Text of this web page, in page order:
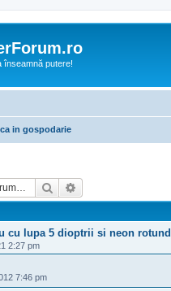
înseamnă putere!
in gospodarie
Căutare
cu lupa 5 dioptrii si neon rotund
2:27 pm
7:46 pm